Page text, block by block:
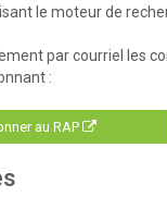
le moteur de
par courriel les
:
au RAP